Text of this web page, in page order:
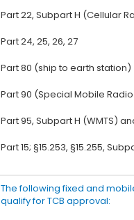
Part 22, Subpart H (Cellular
Part 24, 25, 26, 27
Part 80 (ship to earth station)
Part 90 (Special Mobile
Part 95, Subpart H (WMTS)
Part 15; §15.253, §15.255,
The following fixed and
qualify for TCB approval: